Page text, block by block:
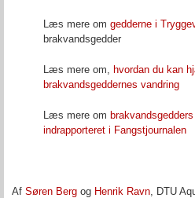
Læs mere om gedderne i
brakvandsgedder
Læs mere om, hvordan du kan
brakvandsgeddernes vandring
Læs mere om
indrapporteret i Fangstjournalen
Af Søren Berg og Henrik Ravn DTU